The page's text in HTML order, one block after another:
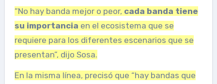
“No hay banda mejor o peor, cada banda tiene
su importancia en el ecosistema que se
requiere para los diferentes escenarios que se
presentan”, dijo Sosa.
En la misma línea, precisó que “hay bandas que